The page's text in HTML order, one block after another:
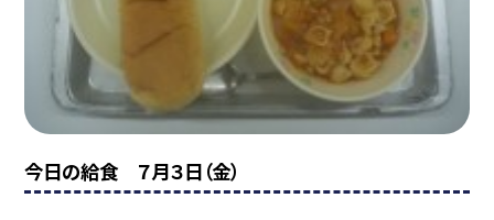
今日の給食 ７月３日（金）